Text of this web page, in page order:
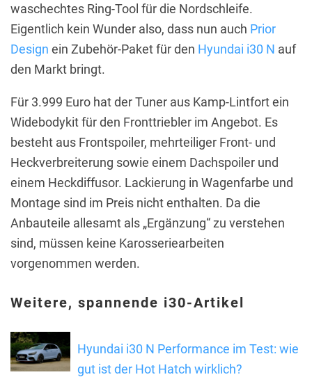
waschechtes Ring-Tool für die Nordschleife.
Eigentlich kein Wunder also, dass nun auch Prior
Design ein Zubehör-Paket für den Hyundai i30 N auf
den Markt bringt.
Für 3.999 Euro hat der Tuner aus Kamp-Lintfort ein
Widebodykit für den Fronttriebler im Angebot. Es
besteht aus Frontspoiler, mehrteiliger Front- und
Heckverbreiterung sowie einem Dachspoiler und
einem Heckdiffusor. Lackierung in Wagenfarbe und
Montage sind im Preis nicht enthalten. Da die
Anbauteile allesamt als „Ergänzung“ zu verstehen
sind, müssen keine Karosseriearbeiten
vorgenommen werden.
Weitere, spannende i30-Artikel
Hyundai i30 N Performance im Test: wie
gut ist der Hot Hatch wirklich?